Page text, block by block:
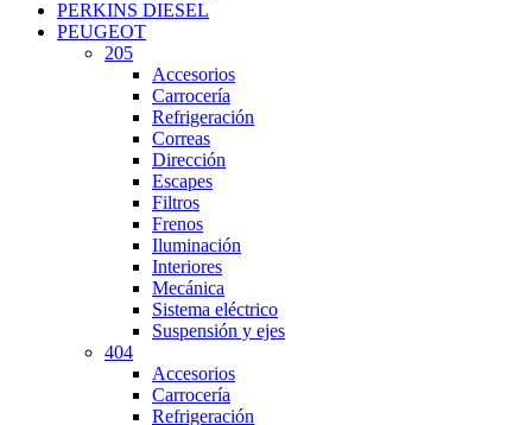
PERKINS DIESEL
PEUGEOT
205
Accesorios
Carrocería
Refrigeración
Correas
Dirección
Escapes
Filtros
Frenos
Iluminación
Interiores
Mecánica
Sistema eléctrico
Suspensión y ejes
404
Accesorios
Carrocería
Refrigeración